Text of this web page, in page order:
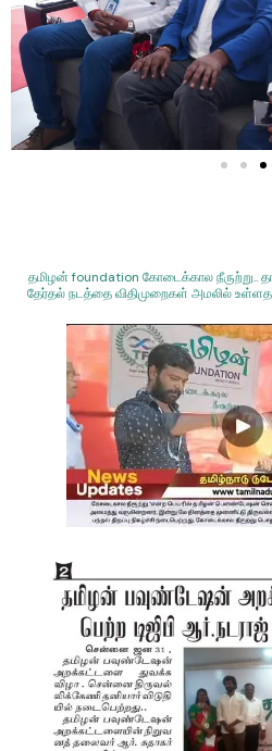
தமிழன் foundation கோடைக்கால நீருற்று..
தேர்தல் நடத்தை விதிமுறைகள் அமலில்